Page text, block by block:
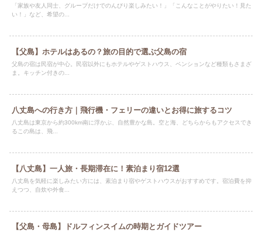
「家族や友人同士、グループだけでのんびり楽しみたい！」「こんなことがやりたい！見た
い！」など、希望の...
【父島】ホテルはあるの？旅の目的で選ぶ父島の宿
父島の宿は民宿が中心。民宿以外にもホテルやゲストハウス、ペンションなど種類もさまざ
ま。キッチン付きの...
八丈島への行き方｜飛行機・フェリーの違いとお得に旅するコツ
八丈島は東京から約300km南に浮かぶ、自然豊かな島。空と海、どちらからもアクセスでき
るこの島は、飛...
【八丈島】一人旅・長期滞在に！素泊まり宿12選
八丈島を気軽に楽しみたい方には、素泊まり宿やゲストハウスがおすすめです。宿泊費を抑
えつつ、自炊や外食...
【父島・母島】ドルフィンスイムの時期とガイドツアー